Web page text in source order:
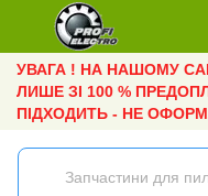
УВАГА ! НА НАШОМУ
ЛИШЕ ЗІ 100 %
ПІДХОДИТЬ - НЕ
Запчастини для